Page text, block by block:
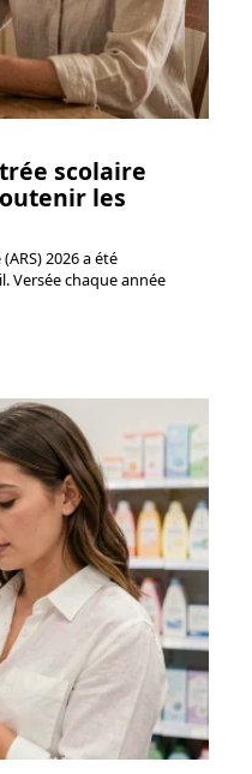
scolaire
les
2026 a été
Versée chaque année